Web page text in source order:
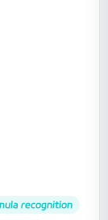
recognition